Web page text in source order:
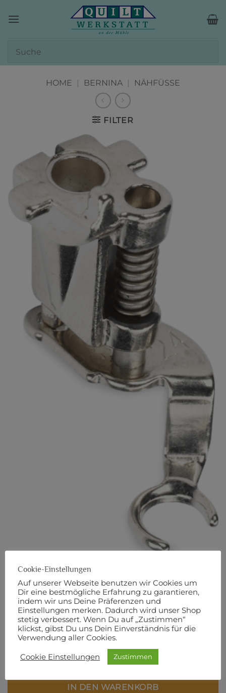
Inhalt
HOME | BERNINA | NÄHFÜSSE
FILTER
#24 Freihandstickfuß
36,90€
Vorrätig
Versandkosten
#24 Freihandstickfuß Menge
IN DEN WARENKORB
Cookie-Einstellungen
Auf unserer Webseite benutzen wir Cookies um
Dir eine bestmögliche Erfahrung zu garantieren,
indem wir uns Deine Präferenzen und
Einstellungen merken. Dadurch wird unser Shop
stetig verbessert. Wenn Du auf „Zustimmen“
klickst, gibst Du uns Dein Einverständnis für die
Verwendung aller Cookies.
Cookie Einstellungen Zustimmen